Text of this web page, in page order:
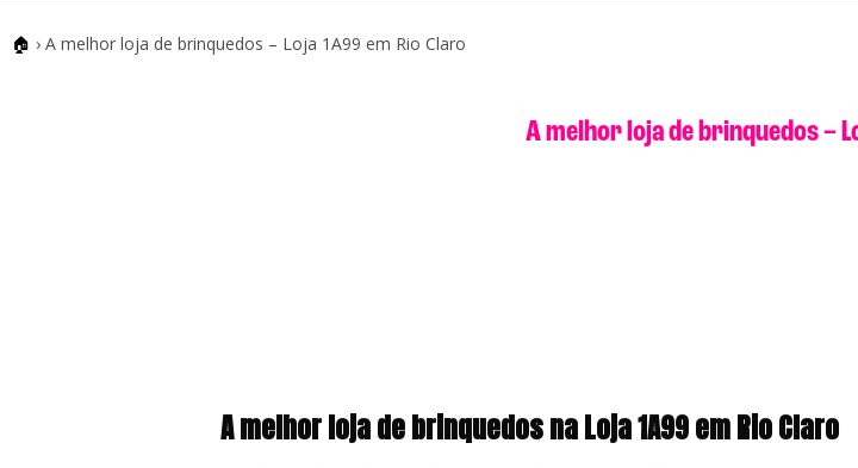
🏠 › A melhor loja de brinquedos – Loja 1A99 em Rio Claro
A melhor loja de brinquedos –
A melhor loja de brinquedos na Loja 1A99 em Rio Claro